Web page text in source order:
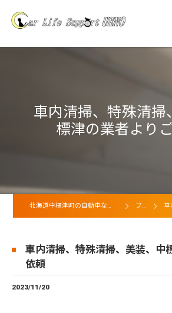
車内清掃、特殊清掃
標津の業者より
北海道中標津町の自動車ならカーライフサポート上野 ブログ 車内
車内清掃、特殊清掃、美装、中
依頼
2023/11/20